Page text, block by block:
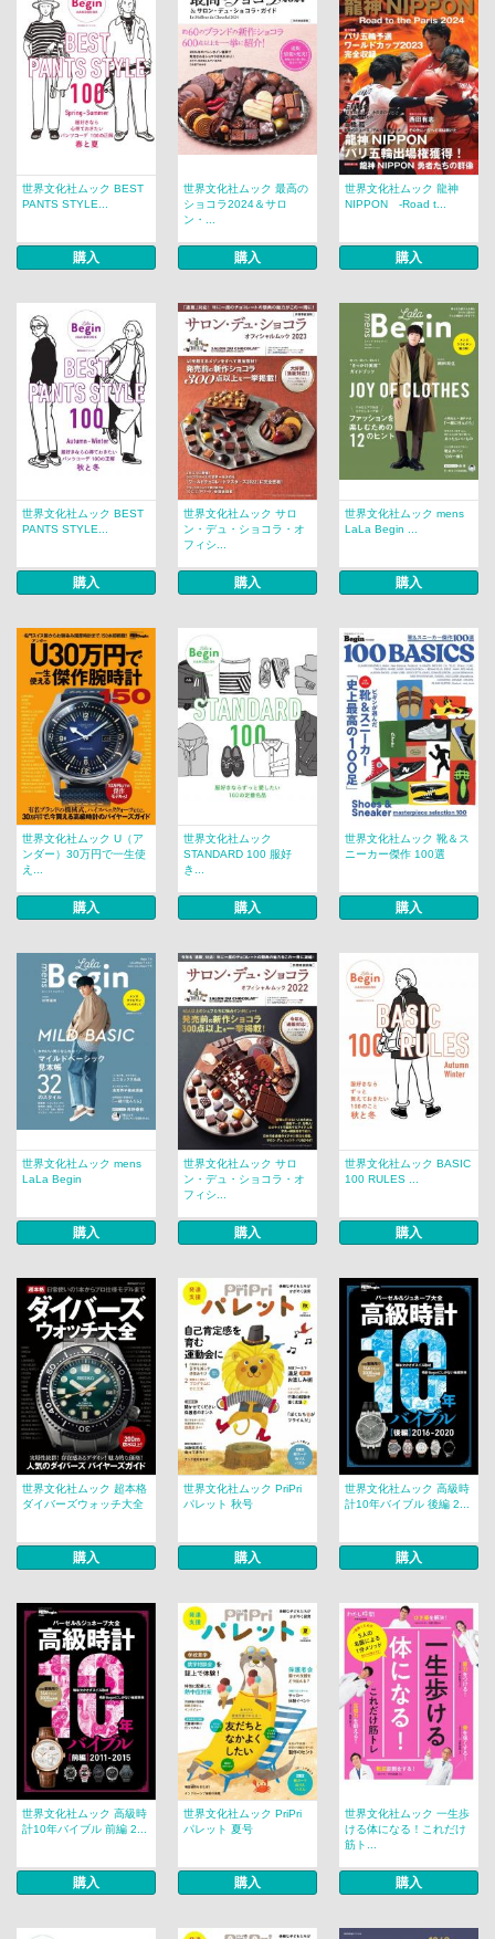
世界文化社ムック BEST
PANTS STYLE...
購入
世界文化社ムック 最高の
ショコラ2024＆サロ
ン・...
購入
世界文化社ムック 龍神
NIPPON -Road t...
購入
世界文化社ムック BEST
PANTS STYLE...
購入
世界文化社ムック サロ
ン・デュ・ショコラ・オ
フィシ...
購入
世界文化社ムック mens
LaLa Begin ...
購入
世界文化社ムック U（ア
ンダー）30万円で一生使
え...
購入
世界文化社ムック
STANDARD 100 服好
き...
購入
世界文化社ムック 靴＆ス
ニーカー傑作 100選
購入
世界文化社ムック mens
LaLa Begin
購入
世界文化社ムック サロ
ン・デュ・ショコラ・オ
フィシ...
購入
世界文化社ムック BASIC
100 RULES ...
購入
世界文化社ムック 超本格
ダイバーズウォッチ大全
購入
世界文化社ムック PriPri
パレット 秋号
購入
世界文化社ムック 高級時
計10年バイブル 後編 2...
購入
世界文化社ムック 高級時
計10年バイブル 前編 2...
購入
世界文化社ムック PriPri
パレット 夏号
購入
世界文化社ムック 一生歩
ける体になる！これだけ
筋ト...
購入